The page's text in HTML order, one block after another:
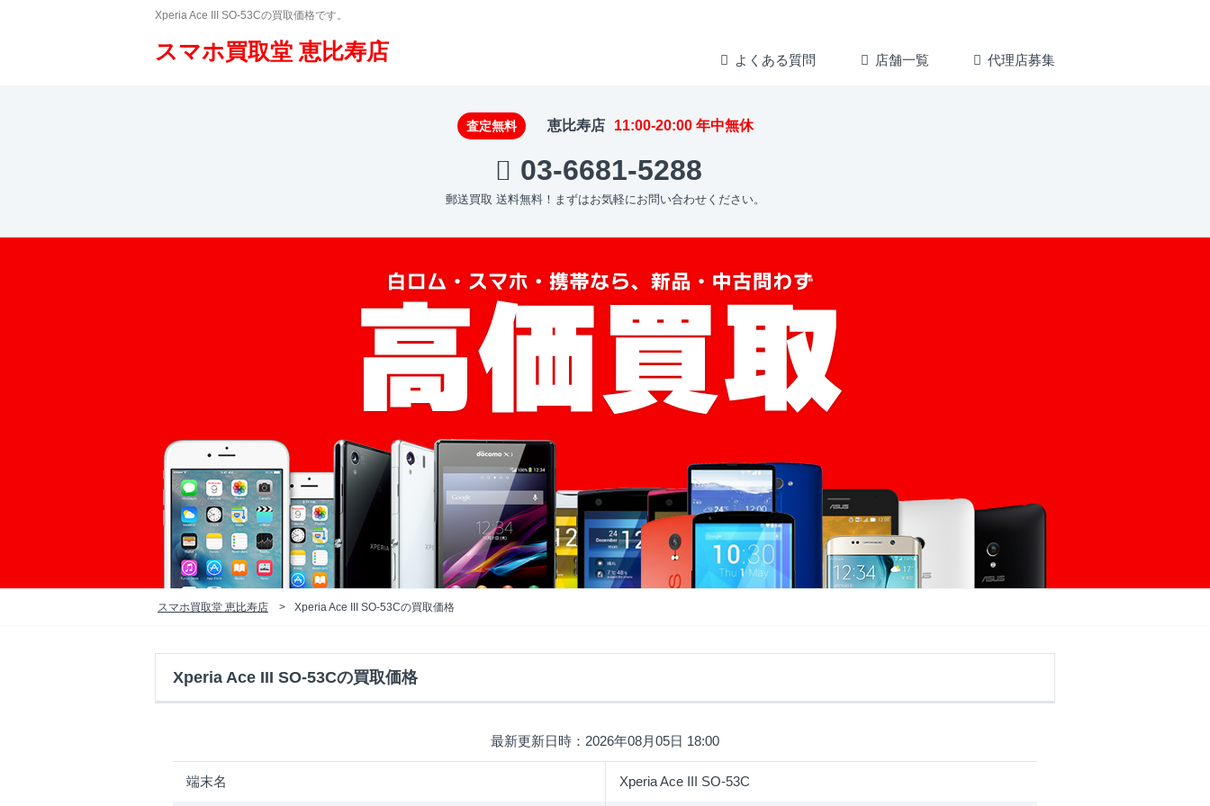
Xperia Ace III SO-53Cの買取価格です。
スマホ買取堂 恵比寿店 よくある質問 店舗一覧 代理店募集
査定無料 恵比寿店 11:00-20:00 年中無休
03-6681-5288
郵送買取 送料無料！ まずはお気軽にお問い合わせください。
スマホ買取堂 恵比寿店 Xperia Ace III SO-53Cの買取価格
Xperia Ace III SO-53Cの買取価格
最新更新日時：2026年08月05日 18:00
端末名 Xperia Ace III SO-53C